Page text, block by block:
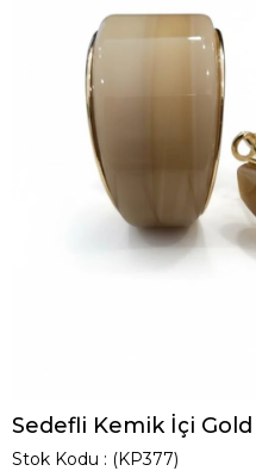
Sedefli Kemik İçi
Stok Kodu (KP377)